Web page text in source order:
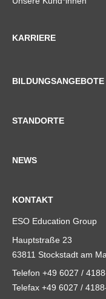
KARRIERE
BILDUNGSANGEBOTE
STANDORTE
NEWS
KONTAKT
ESO Education Group
Hauptstraße 23
63811 Stockstadt am
Telefon +49 6027 /
Telefax +49 6027 /